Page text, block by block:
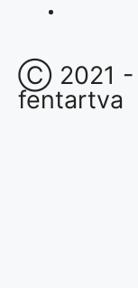
Ⓒ 2021 -
fentartva